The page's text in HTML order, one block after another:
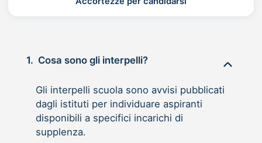
1. Cosa sono gli interpelli?
Gli interpelli scuola sono avvisi pubblicati
dagli istituti per individuare aspiranti
disponibili a specifici incarichi di
supplenza.